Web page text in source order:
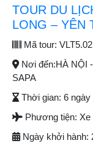
TOUR DU
LONG – YÊN
Mã tour: VLT5.02
Nơi đến:HÀ NỘI
SAPA
Thời gian: 6 ngày
Phương tiện: Xe
Ngày khởi hành: